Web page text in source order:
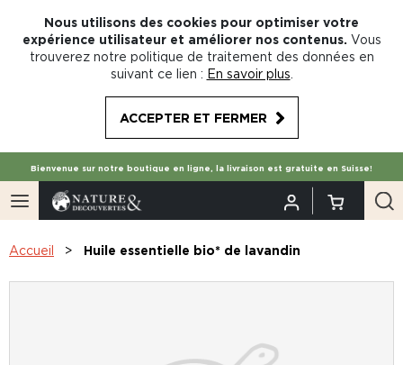
Nous utilisons des cookies pour optimiser votre
expérience utilisateur et améliorer nos contenus. Vous
trouverez notre politique de traitement des données en
suivant ce lien : En savoir plus
ACCEPTER ET FERMER
Bienvenue sur notre boutique en ligne, la livraison est gratuite en Suisse!
Accueil Huile essentielle bio* de lavandin